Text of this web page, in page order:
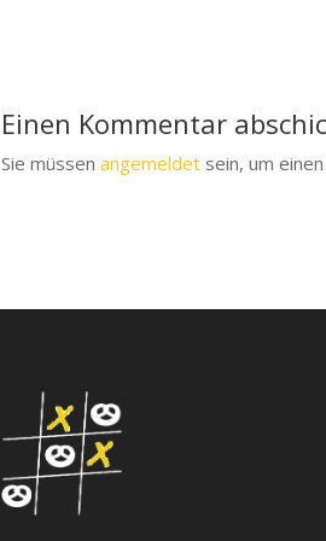
Einen Kommentar
Sie müssen angemeldetsein, um